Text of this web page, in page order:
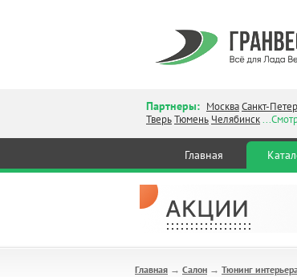
Партнеры: МоскваСанкт-
ТверьТюмень Челябинск
Главная
Главная → Салон → Тюнинг